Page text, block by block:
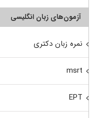
آزمون‌های زبان انگلیسی
نمره زبان دکتری
msrt
EPT